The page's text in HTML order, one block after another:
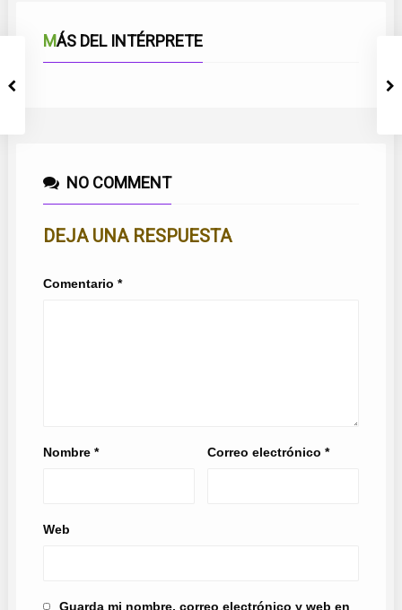
MÁS DEL INTÉRPRETE
NO COMMENT
DEJA UNA RESPUESTA
Comentario *
Nombre * Correo electrónico*
Web
Guarda mi nombre, correo electrónico y web en